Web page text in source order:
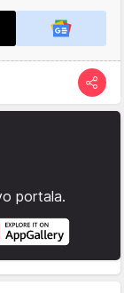
portala.